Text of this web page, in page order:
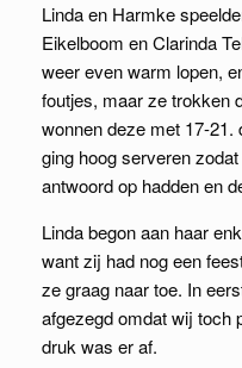
Linda en Harmke
Eikelboom en Clarinda
weer even warm lopen,
foutjes, maar ze trokken
wonnen deze met 17-21.
ging hoog serveren
antwoord op hadden en
Linda begon aan haar
want zij had nog een
ze graag naar toe. In
afgezegd omdat wij toch
druk was er af.